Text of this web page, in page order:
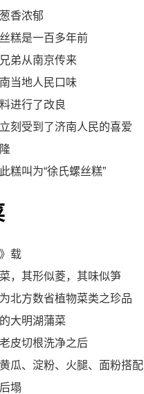
香浓郁
糕是一百多年前
弟从南京传来
当地人民口味
进行了改良
刻受到了济南人民的喜爱
糕叫为“徐氏螺丝糕”
载
，其形似菱，其味似笋
北方数省植物菜类之珍品
大明湖蒲菜
皮切根洗净之后
瓜、淀粉、火腿、面粉搭配
塌